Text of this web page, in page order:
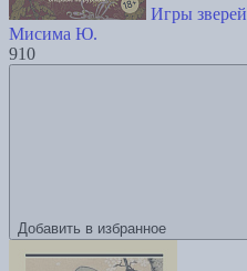
Игры зверей
Мисима Ю.
910
Добавить в избранное